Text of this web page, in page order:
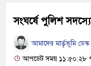
সংঘর্ষে পুলিশ
আমাদের মার্তৃভূমি
আপডেট সময় ১১:৫০:২৮